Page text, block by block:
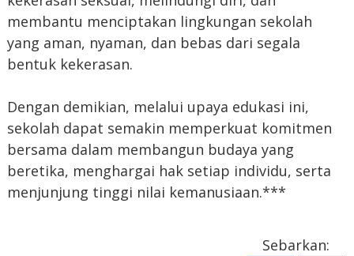
membantu menciptakan lingkungan sekolah
yang aman, nyaman, dan bebas dari segala
bentuk kekerasan.
Dengan demikian, melalui upaya edukasi ini,
sekolah dapat semakin memperkuat komitmen
bersama dalam membangun budaya yang
beretika, menghargai hak setiap individu, serta
menjunjung tinggi nilai kemanusiaan.***
Sebarkan: